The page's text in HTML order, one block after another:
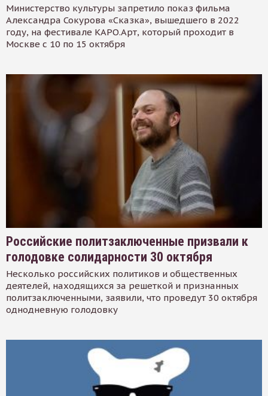
Министерство культуры запретило показ фильма
Александра Сокурова «Сказка», вышедшего в 2022
году, на фестивале КАРО.Арт, который проходит в
Москве с 10 по 15 октября
Российские политзаключенные призвали к
голодовке солидарности 30 октября
Несколько российских политиков и общественных
деятелей, находящихся за решеткой и признанных
политзаключенными, заявили, что проведут 30 октября
однодневную голодовку